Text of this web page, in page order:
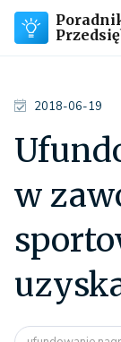
2018-06-19
w